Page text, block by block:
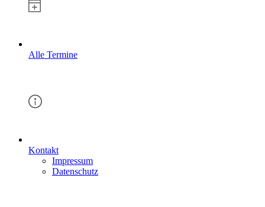
Alle Termine
Kontakt
Impressum
Datenschutz